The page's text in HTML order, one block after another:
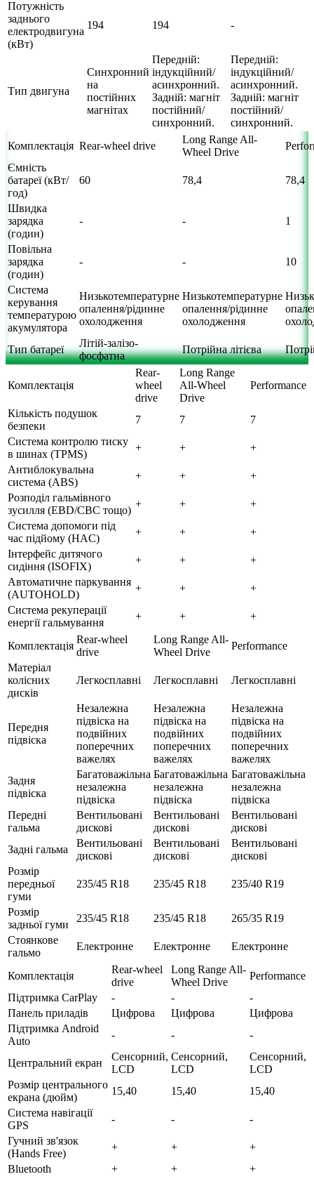
Потужність
заднього
електродвигуна
(кВт)
194 194 -
Тип двигуна
Синхронний
на
постійних
магнітах
Передній:
індукційний/
асинхронний.
Задній: магніт
постійний/
синхронний.
Передній:
індукційний/
асинхронний.
Задній: магніт
постійний/
синхронний.
Комплектація Rear-wheel drive
Long Range All-
Wheel Drive
Ємність
батареї (кВт/
год)
60 78,4 78,4
Швидка
зарядка
(годин)
- - 1
Повільна
зарядка
(годин)
- - 10
Система
керування
температурою
акумулятора
Низькотемпературне
опалення/рідинне
охолодження
Низькотемпературне
опалення/рідинне
охолодження
Тип батареї
Літій-залізо-
фосфатна
Потрійна літієва
Комплектація
Rear-
wheel
drive
Long Range
All-Wheel
Drive
Performance
Кількість подушок
безпеки
7 7
7
Система контролю тиску
в шинах (TPMS)
+ +
+
Антиблокувальна
система (ABS)
+ +
+
Розподіл гальмівного
зусилля (EBD/CBC тощо)
+ +
+
Система допомоги під
час підйому (HAC)
+ +
+
Інтерфейс дитячого
сидіння (ISOFIX)
+ +
+
Автоматичне паркування
(AUTOHOLD)
+ +
+
Система рекуперації
енергії гальмування
+ + +
Комплектація
Rear-wheel
drive
Long Range All-
Wheel Drive
Performance
Матеріал
колісних
дисків
Легкосплавні Легкосплавні Легкосплавні
Передня
підвіска
Незалежна
підвіска на
подвійних
поперечних
важелях
Незалежна
підвіска на
подвійних
поперечних
важелях
Незалежна
підвіска на
подвійних
поперечних
важелях
Задня
підвіска
Багатоважільна
незалежна
підвіска
Багатоважільна
незалежна
підвіска
Багатоважільна
незалежна
підвіска
Передні
гальма
Вентильовані
дискові
Вентильовані
дискові
Вентильовані
дискові
Задні гальма
Вентильовані
дискові
Вентильовані
дискові
Вентильовані
дискові
Розмір
передньої
гуми
235/45 R18 235/45 R18 235/40 R19
Розмір
задньої гуми
235/45 R18 235/45 R18
265/35 R19
Стоянкове
гальмо
Електронне Електронне Електронне
Комплектація
Rear-wheel
drive
Long Range All-
Wheel Drive
Performance
Підтримка CarPlay
- -
-
Панель приладів
Цифрова Цифрова
Цифрова
Підтримка Android
Auto
- - -
Центральний екран
Сенсорний,
LCD
Сенсорний,
LCD
Сенсорний,
LCD
Розмір центрального
екрана (дюйм)
15,40 15,40
15,40
Система навігації
GPS
- -
-
Гучний зв'язок
(Hands Free)
+ +
+
Bluetooth
+ +
+